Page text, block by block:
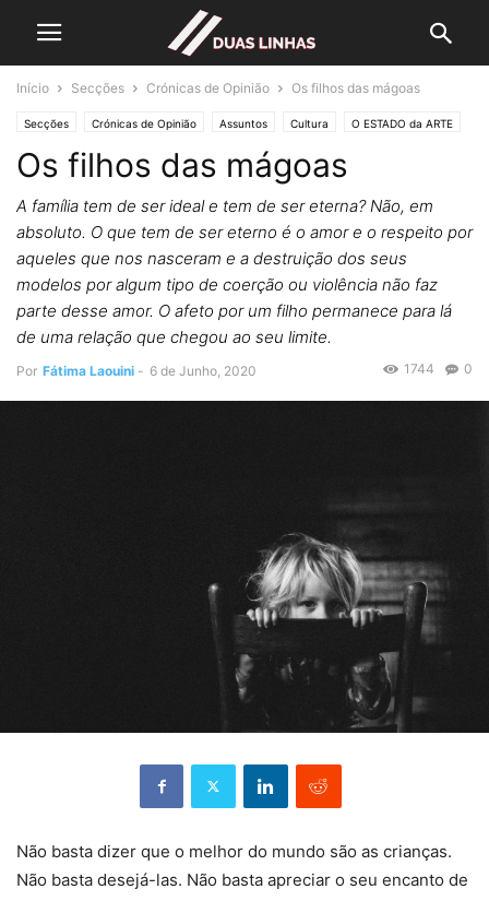
Início Secções Crónicas de Opinião Os filhos das mágoas
Secções Crónicas de Opinião Assuntos Cultura O ESTADO da ARTE
Os filhos das mágoas
A família tem de ser ideal e tem de ser eterna? Não, em
absoluto. O que tem de ser eterno é o amor e o respeito por
aqueles que nos nasceram e a destruição dos seus
modelos por algum tipo de coerção ou violência não faz
parte desse amor. O afeto por um filho permanece para lá
de uma relação que chegou ao seu limite.
Por Fátima Laouini - 6 de Junho, 2020 0
1744
Não basta dizer que o melhor do mundo são as crianças.
Não basta desejá-las. Não basta apreciar o seu encanto de